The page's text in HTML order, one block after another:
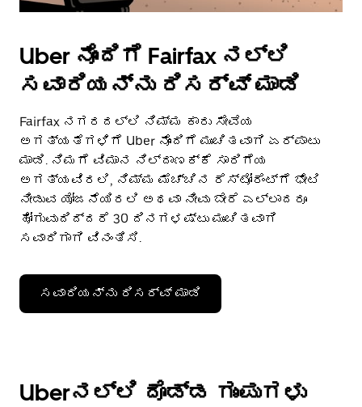
Uber ನೊಂದಿಗೆ Fairfax ನಲ್ಲಿ
ಸವಾರಿಯನ್ನು ರಿಸರ್ವ್ ಮಾಡಿ
Fairfax ನಗರದಲ್ಲಿ ನಿಮ್ಮ ಕಾರು ಸೇವೆಯ
ಅಗತ್ಯತೆಗಳಿಗೆ Uber ನೊಂದಿಗೆ ಮುಂಚಿತವಾಗಿ ಏರ್ಪಾಟು
ಮಾಡಿ. ನಿಮಗೆ ವಿಮಾನ ನಿಲ್ದಾಣಕ್ಕೆ ಸಾರಿಗೆಯ
ಅಗತ್ಯವಿರಲಿ, ನಿಮ್ಮ ಮೆಚ್ಚಿನ ರೆಸ್ಟೋರೆಂಟ್‌ಗೆ ಭೇಟಿ
ನೀಡುವ ಯೋಜನೆಯಿರಲಿ ಅಥವಾ ನೀವು ಬೇರೆ ಎಲ್ಲಾದರೂ
ಹೋಗುವುದಿದ್ದರೆ 30 ದಿನಗಳಷ್ಟು ಮುಂಚಿತವಾಗಿ
ಸವಾರಿಗಾಗಿ ವಿನಂತಿಸಿ.
ಸವಾರಿಯನ್ನು ರಿಸರ್ವ್ ಮಾಡಿ
Uberನಲ್ಲಿ ದೊಡ್ಡ ಗುಂಪುಗಳು